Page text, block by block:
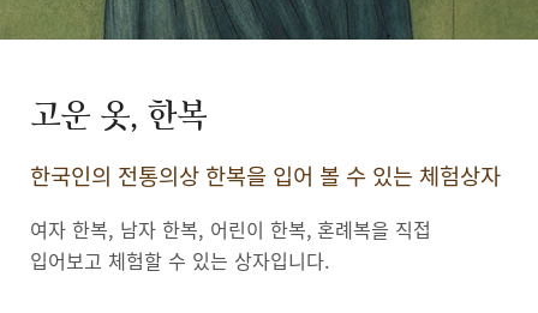
고운 옷, 한복
한국인의 전통의상 한복을 입어 볼 수 있는 체험상자
여자 한복, 남자 한복, 어린이 한복, 혼례복을 직접
입어보고 체험할 수 있는 상자입니다.